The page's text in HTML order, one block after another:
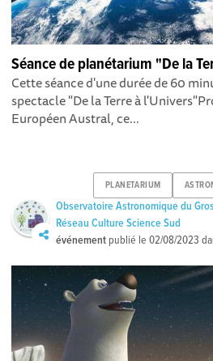
Séance de planétarium "De la
Cette séance d'une durée de 60
spectacle "De la Terre à l'Univers"
Européen Austral, ce...
PLANETARIUM
Observatoire Astronomique du
Réseau Culture Science Sud
événement publié le02/08/2023